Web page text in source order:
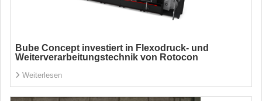
Bube Concept investiert in Flexodruck- und
Weiterverarbeitungstechnik von Rotocon
Weiterlesen